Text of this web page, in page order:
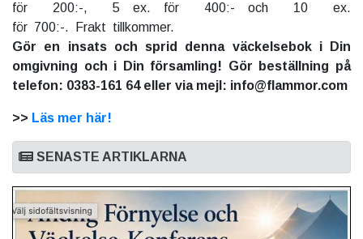
för 200:-, 5 ex. för 400:- och 10 ex.
för 700:-. Frakt tillkommer.
Gör en insats och sprid denna väckelsebok i Din
omgivning och i Din församling! Gör beställning på
telefon: 0383-161 64 eller via mejl: info@flammor.com
>> Läs mer här!
SENASTE ARTIKLARNA